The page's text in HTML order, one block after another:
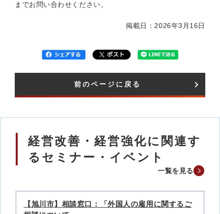
までお問い合わせください。
掲載日：2026年3月16日
前のページに戻る
経営改善・経営強化に関連す
るセミナー・イベント
一覧を見る
【旭川市】相談窓口：「外国人の雇用に関するご